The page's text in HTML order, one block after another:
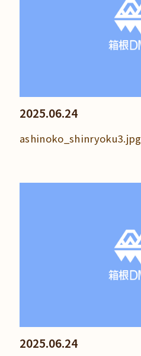
2025.06.24
ashinoko_shinryoku3.jpg
2025.06.24